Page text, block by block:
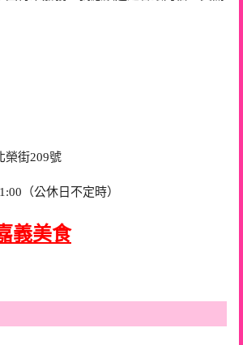
榮街209號
（公休日不定時）
義美食